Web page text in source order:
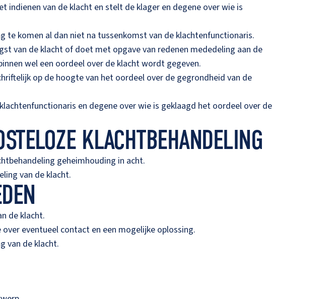
indienen van de klacht en stelt de klager en degene over wie is
komen al dan niet na tussenkomst van de klachtenfunctionaris.
van de klacht of doet met opgave van redenen mededeling aan de
wel een oordeel over de klacht wordt gegeven.
op de hoogte van het oordeel over de gegrondheid van de
en degene over wie is geklaagd het oordeel over de
KLACHTBEHANDELING
geheimhouding in acht.
van de klacht.
de klacht.
eventueel contact en een mogelijke oplossing.
van de klacht.